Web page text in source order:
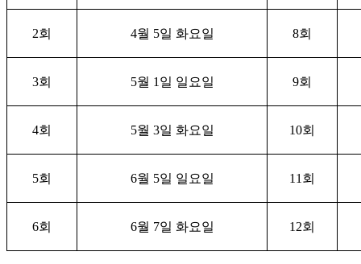
2회 4월 5일 화요일 8회
3회 5월 1 일 일요일 9회
4회 5월 3일 화요일 10회
5회 6월 5일 일요일 11 회
6회 6월 7일 화요일 12회